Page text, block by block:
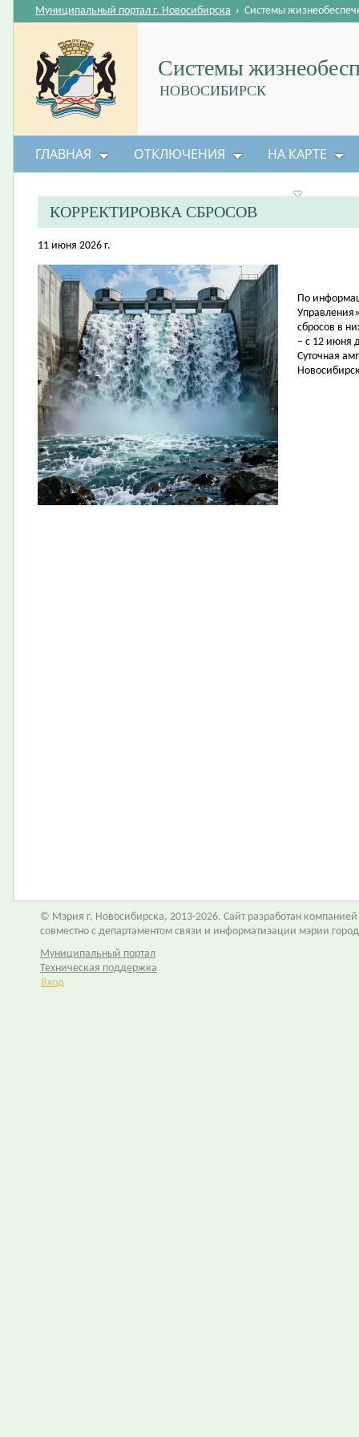
Системы
НОВОСИБИРСК
Муниципальный портал г. Новосибирска › Системы
ГЛАВНАЯ ОТКЛЮЧЕНИЯ НА КАРТЕ
КОРРЕКТИРОВКА СБРОСОВ
11 июня 2026 г.
По
сбросов в
– с 12 июня
Суточная
© Мэрия г. Новосибирска, 2013-2026. Сайт разработан компанией
совместно с департаментом связи и информатизации мэрии
Муниципальный портал
Техническая поддержка
Вход